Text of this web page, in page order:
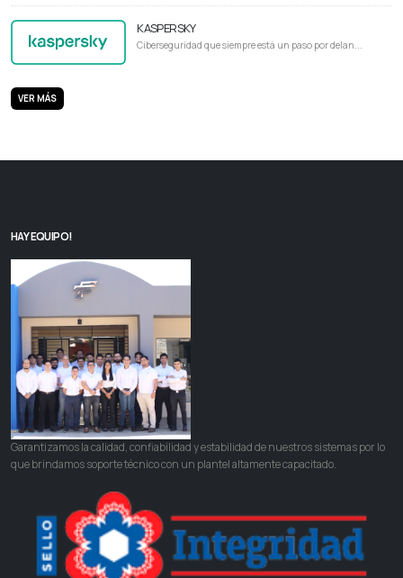
KASPERSKY
Ciberseguridad que siempre está un paso por delan...
VER MÁS
HAY EQUIPO!
Garantizamos la calidad, confiabilidad y estabilidad de nuestros sistemas por lo
que brindamos soporte técnico con un plantel altamente capacitado.